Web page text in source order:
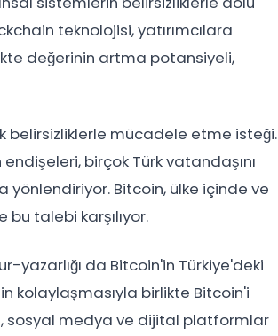
teknolojisi, yatırımcılara
değerinin artma potansiyeli,
belirsizliklerle mücadele etme isteği.
birçok Türk vatandaşını
Bitcoin, ülke içinde ve
bu talebi karşılıyor.
yazarlığı da Bitcoin'in Türkiye'deki
kolaylaşmasıyla birlikte Bitcoin'i
sosyal medya ve dijital platformlar